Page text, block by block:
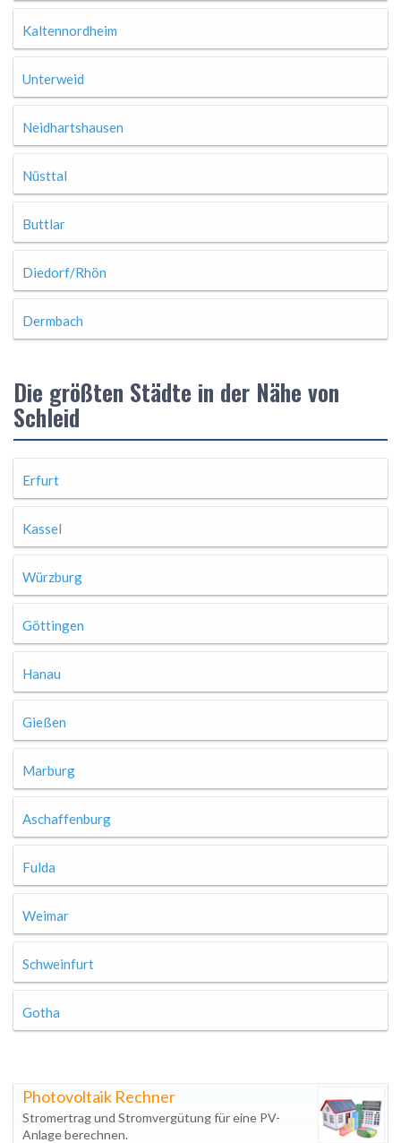
Kaltennordheim
Unterweid
Neidhartshausen
Nüsttal
Buttlar
Diedorf/Rhön
Dermbach
Die größten Städte in der Nähe von
Schleid
Erfurt
Kassel
Würzburg
Göttingen
Hanau
Gießen
Marburg
Aschaffenburg
Fulda
Weimar
Schweinfurt
Gotha
Photovoltaik Rechner
Stromertrag und Stromvergütung für eine PV-
Anlage berechnen.